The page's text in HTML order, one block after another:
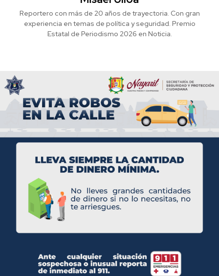
Reportero con más de 20 años de trayectoria. Con gran
experiencia en temas de política y seguridad. Premio
Estatal de Periodismo 2026 en Noticia.